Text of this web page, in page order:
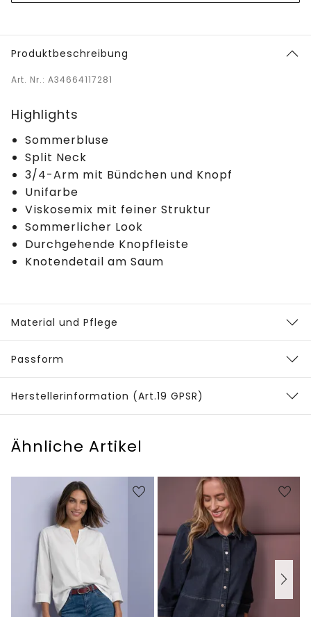
Produktbeschreibung
Art. Nr.: A34664117281
Highlights
Sommerbluse
Split Neck
3/4-Arm mit Bündchen und Knopf
Unifarbe
Viskosemix mit feiner Struktur
Sommerlicher Look
Durchgehende Knopfleiste
Knotendetail am Saum
Material und Pflege
Passform
Herstellerinformation (Art.19 GPSR)
Ähnliche Artikel